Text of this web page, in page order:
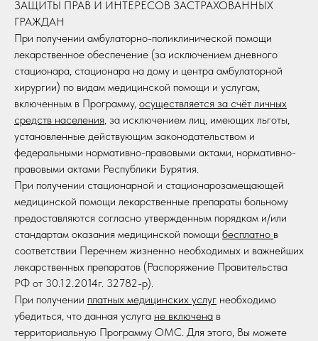
ЗАЩИТЫ ПРАВ И ИНТЕРЕСОВ ЗАСТРАХОВАННЫХ
ГРАЖДАН
При получении амбулаторно-поликлинической помощи
лекарственное обеспечение (за исключением дневного
стационара, стационара на дому и центра амбулаторной
хирургии) по видам медицинской помощи и услугам,
включенным в Программу, осуществляется за счёт личных
средств населения, за исключением лиц, имеющих льготы,
установленные действующим законодательством и
федеральными нормативно-правовыми актами, нормативно-
правовыми актами Республики Бурятия.
При получении стационарной и стационарозамещающей
медицинской помощи лекарственные препараты больному
предоставляются согласно утвержденным порядкам и/или
стандартам оказания медицинской помощи бесплатно в
соответствии Перечнем жизненно необходимых и важнейших
лекарственных препаратов (Распоряжение Правительства
РФ от 30.12.2014г. 32782-р).
При получении платных медицинских услуг необходимо
убедиться, что данная услуга не включена в
территориальную Программу ОМС. Для этого, Вы можете